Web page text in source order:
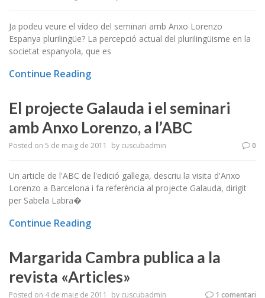
Ja podeu veure el vídeo del seminari amb Anxo Lorenzo
Espanya plurilingüe? La percepció actual del plurilingüisme en la
societat espanyola, que es
Continue Reading
El projecte Galauda i el seminari
amb Anxo Lorenzo, a l’ABC
Posted on 5 de maig de 2011 by cuscubadmin 0
Un article de l'ABC de l'edició gallega, descriu la visita d'Anxo
Lorenzo a Barcelona i fa referència al projecte Galauda, dirigit
per Sabela Labra�
Continue Reading
Margarida Cambra publica a la
revista «Articles»
Posted on 4 de maig de 2011 by cuscubadmin 1 comentari